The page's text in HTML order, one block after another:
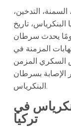
التدخين،
تاريخ
يحدث سرطان
عامًا)، الالتهابات المزمنة في
السكري المزمن
الإصابة بسرطان
البنكرياس.
في
تركيا